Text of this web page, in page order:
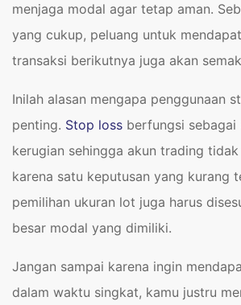
menjaga modal agar tetap aman.
yang cukup, peluang untuk
transaksi berikutnya juga akan
Inilah alasan mengapa penggunaan
penting. Stop loss berfungsi sebagai
kerugian sehingga akun trading
karena satu keputusan yang kurang
pemilihan ukuran lot juga harus
besar modal yang dimiliki.
Jangan sampai karena ingin
dalam waktu singkat, kamu justru